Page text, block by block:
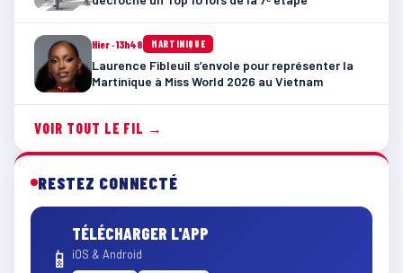
Hier · 13h48 MARTINIQUE
Laurence Fibleuil s’envole pour représenter la
Martinique à Miss World 2026 au Vietnam
VOIR TOUT LE FIL →
RESTEZ CONNECTÉ
📱
TÉLÉCHARGER L'APP
iOS & Android